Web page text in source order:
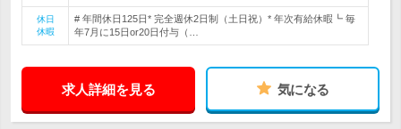
休日
休暇
# 年間休日125日* 完全週休2日制（土日祝）* 年次有給休暇┗ 毎
年7月に15日or20日付与（…
求人詳細を見る 気になる